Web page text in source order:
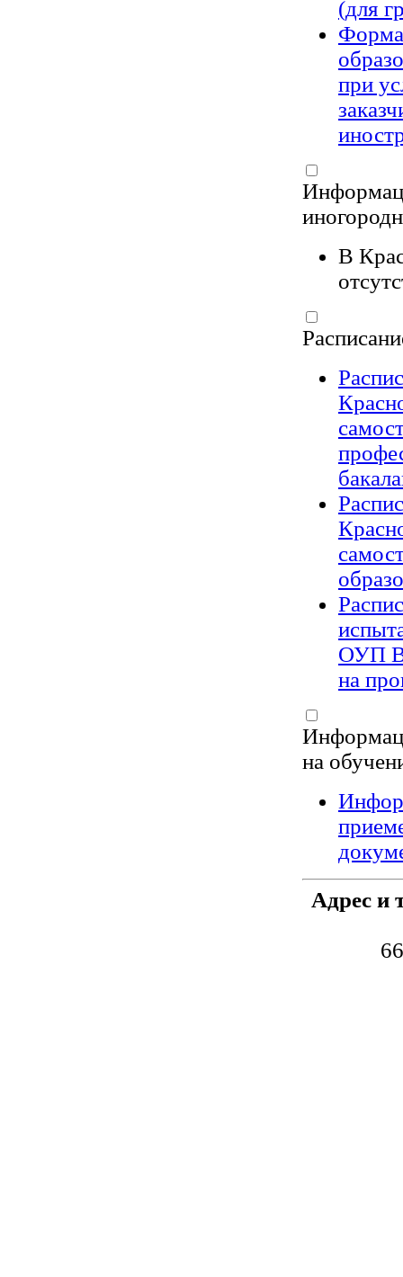
(для
Форма
при
В
ОУП
на
на
Адрес и